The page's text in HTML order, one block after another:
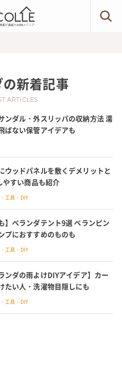
の新着記事
ARTICLES
ンダル・外スリッパの収納方法 濡
ばない保管アイデアも
ウッドパネルを敷くデメリットと
やすい商品も紹介
工具・DIY
】ベランダテント9選 ベランピン
プにおすすめのものも
工具・DIY
ンダの雨よけDIYアイデア】カー
たい人・洗濯物目隠しにも
工具・DIY